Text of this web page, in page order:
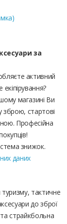
за
активний
магазині Ви
стартові
Професійна
знижок.
даних
тактичне
до зброї
страйкбольна